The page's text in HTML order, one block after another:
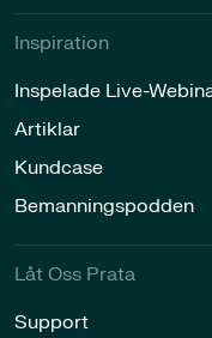
Inspiration​
Inspelade Live-
Artiklar
Kundcase
Bemanningspodden
Låt Oss Prata​
Support